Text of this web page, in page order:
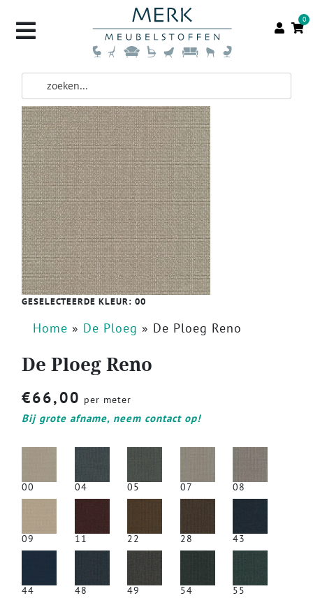
0
GESELECTEERDE KLEUR: 00
Home » De Ploeg » De Ploeg Reno
De Ploeg Reno
€66,00 per meter
Bij grote afname, neem contact op!
00 04 05 07 08
09 11 22 28 43
44 48 49 54 55